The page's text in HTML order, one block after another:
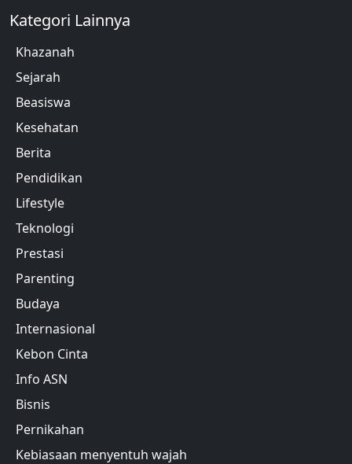
Kategori Lainnya
Khazanah
Sejarah
Beasiswa
Kesehatan
Berita
Pendidikan
Lifestyle
Teknologi
Prestasi
Parenting
Budaya
Internasional
Kebon Cinta
Info ASN
Bisnis
Pernikahan
Kebiasaan menyentuh wajah